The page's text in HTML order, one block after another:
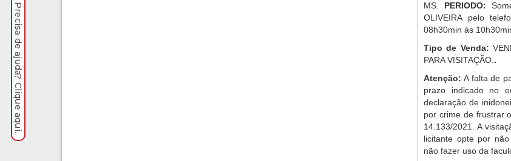
MS. PERIODO:
OLIVEIRA pelo
08h30min às
Tipo de Venda:
PARA VISITAÇÃO. .
Atenção:A falta de
prazo indicado no
declaração de
por crime de frustrar
14.133/2021. A
licitante opte por
não fazer uso da
Precisa de ajuda? Clique aqui.